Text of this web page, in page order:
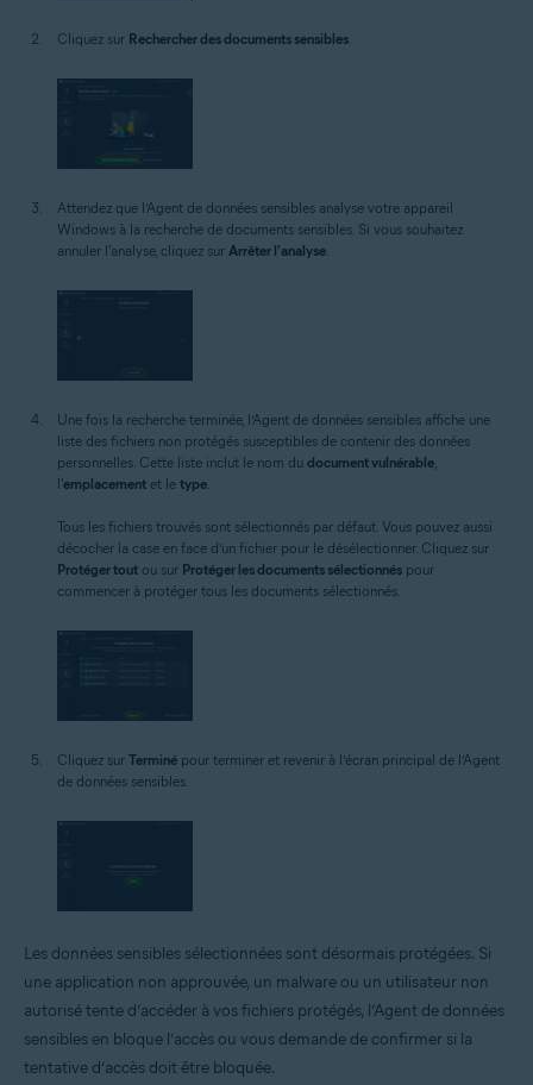
Cliquez sur Rechercher des documents sensibles.
Attendez que l’Agent de données sensibles analyse votre appareil
Windows à la recherche de documents sensibles. Si vous souhaitez
annuler l'analyse, cliquez sur Arrêter l'analyse.
Une fois la recherche terminée, l’Agent de données sensibles affiche une
liste des fichiers non protégés susceptibles de contenir des données
personnelles. Cette liste inclut le nom du document vulnérable,
l'emplacement et le type.
Tous les fichiers trouvés sont sélectionnés par défaut. Vous pouvez aussi
décocher la case en face d’un fichier pour le désélectionner. Cliquez sur
Protéger tout ou sur Protéger les documents sélectionnés pour
commencer à protéger tous les documents sélectionnés.
Cliquez sur Terminé pour terminer et revenir à l’écran principal de l’Agent
de données sensibles.
Les données sensibles sélectionnées sont désormais protégées. Si
une application non approuvée, un malware ou un utilisateur non
autorisé tente d’accéder à vos fichiers protégés, l’Agent de données
sensibles en bloque l’accès ou vous demande de confirmer si la
tentative d’accès doit être bloquée.